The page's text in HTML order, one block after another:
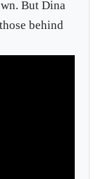
But Dina
behind